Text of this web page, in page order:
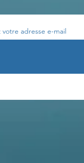
adresse e-mail